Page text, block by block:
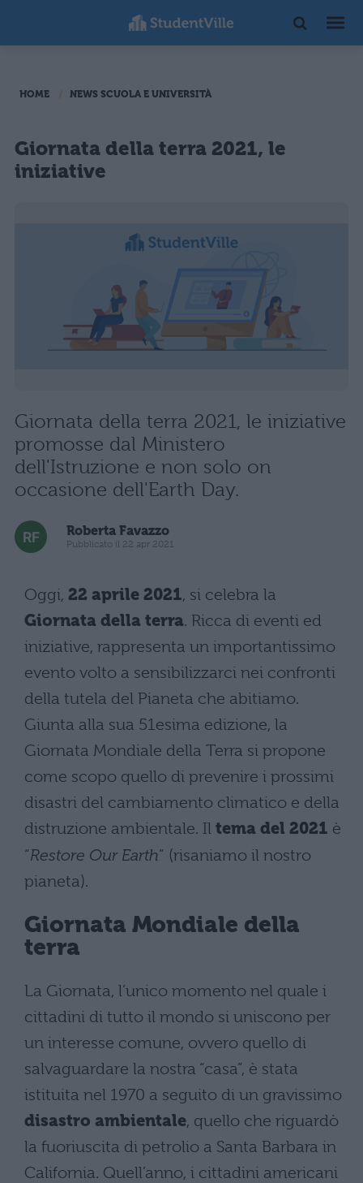
HOME NEWS SCUOLA E UNIVERSITÀ
Giornata della terra 2021, le
iniziative
Giornata della terra 2021, le iniziative
promosse dal Ministero
dell'Istruzione e non solo on
occasione dell'Earth Day.
Roberta Favazzo
Pubblicato il 22 apr 2021
Oggi, 22 aprile 2021, si celebra la
Giornata della terra. Ricca di eventi ed
iniziative, rappresenta un importantissimo
evento volto a sensibilizzarci nei confronti
della tutela del Pianeta che abitiamo.
Giunta alla sua 51esima edizione, la
Giornata Mondiale della Terra si propone
come scopo quello di prevenire i prossimi
disastri del cambiamento climatico e della
distruzione ambientale. Il tema del 2021 è
“Restore Our Earth” (risaniamo il nostro
pianeta).
Giornata Mondiale della
terra
La Giornata, l’unico momento nel quale i
cittadini di tutto il mondo si uniscono per
un interesse comune, ovvero quello di
salvaguardare la nostra “casa”, è stata
istituita nel 1970 a seguito di un gravissimo
disastro ambientale, quello che riguardò
la fuoriuscita di petrolio a Santa Barbara in
California. Quell’anno, i cittadini americani